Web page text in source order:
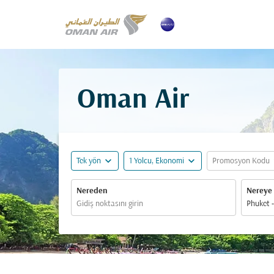
Oman Air
Tek yön expand_more 1 Yolcu, Ekonomi expand_more Promosyon Kodu
Nereden Nereye